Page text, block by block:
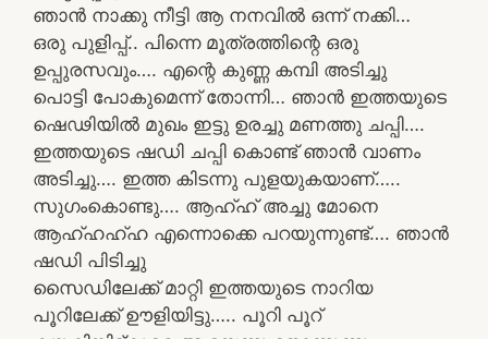
ഞാൻ നാക്കു നീട്ടി ആ നനവിൽ ഒന്ന് നക്കി…
ഒരു പുളിപ്പ്.. പിന്നെ മൂത്രത്തിന്റെ ഒരു
ഉപ്പുരസവും…. എന്റെ കുണ്ണ കമ്പി അടിച്ചു
പൊട്ടി പോകുമെന്ന് തോന്നി… ഞാൻ ഇത്തയുടെ
ഷെഢിയിൽ മുഖം ഇട്ടു ഉരച്ചു മണത്തു ചപ്പി….
ഇത്തയുടെ ഷഡി ചപ്പി കൊണ്ട് ഞാൻ വാണം
അടിച്ചു…. ഇത്ത കിടന്നു പുളയുകയാണ്…..
സുഗംകൊണ്ടു…. ആഹ്ഹ് അച്ചു മോനെ
ആഹ്ഹഹ്ഹ എന്നൊക്കെ പറയുന്നുണ്ട്…. ഞാൻ
ഷഡി പിടിച്ചു
സൈഡിലേക്ക് മാറ്റി ഇത്തയുടെ നാറിയ
പൂറിലേക്ക് ഊളിയിട്ടു….. പൂറി പൂറ്